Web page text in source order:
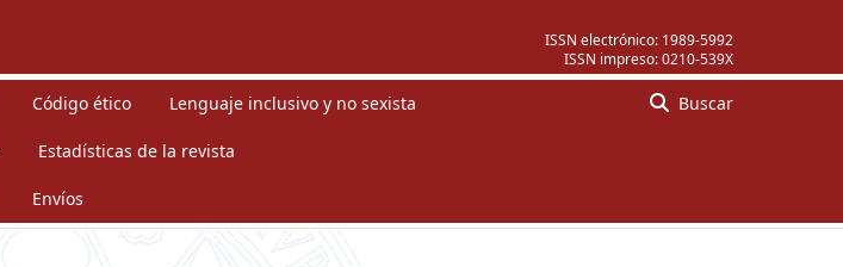
ISSN electrónico: 1989-5992
ISSN impreso:0210-539X
Código ético Lenguaje inclusivo y no sexista
Estadísticas de la revista
Envíos
Buscar